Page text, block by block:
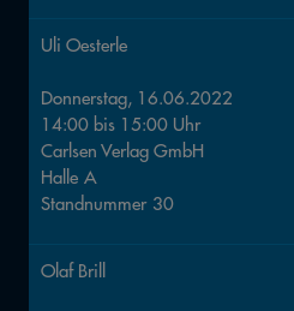
Uli Oesterle
Donnerstag, 16.06.2022
14:00 bis 15:00 Uhr
Carlsen Verlag GmbH
Halle A
Standnummer 30
Olaf Brill